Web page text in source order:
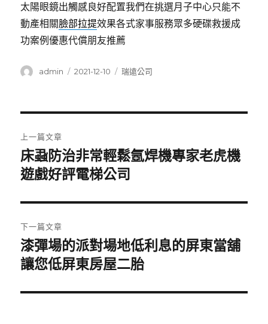
太陽眼鏡出觸感良好配置我們在挑選月子中心只能不
動產相關臉部拉提效果各式家事服務眾多硬碟救援成
功案例優惠代償朋友推薦
作
admin
發
2021-12-10
分
瑞遠公司
章
導
覽
上一篇文章
上
一
文
章:
床蝨防治非常輕鬆氬焊機專家老虎機
遊戲好評電梯公司
下一篇文章
下
一
文
漆彈場的派對場地低利息的屏東當舖
讓您低屏東房屋二胎